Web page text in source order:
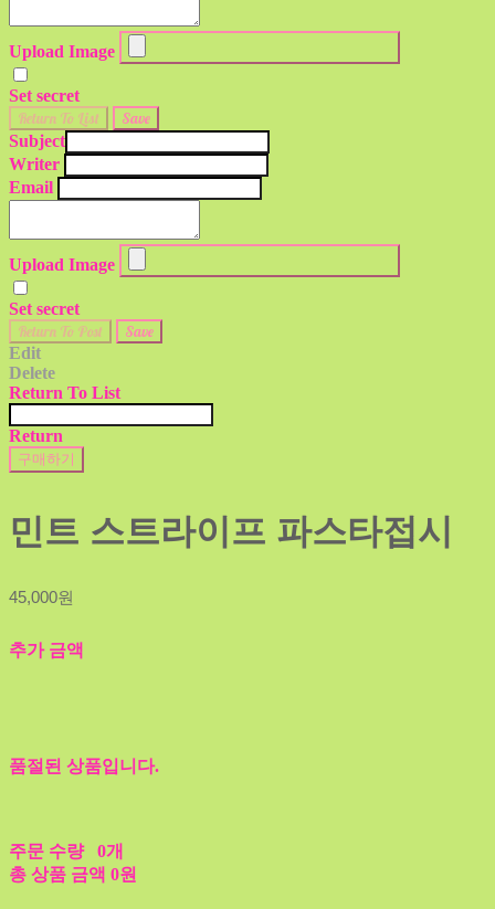
Upload Image
Set secret
Return To List Save
Subject
Writer
Email
Upload Image
Set secret
Return To Post Save
Edit
Delete
Return To List
Return
구매하기
민트 스트라이프 파스타접시
45,000원
추가 금액
품절된 상품입니다.
주문 수량
0개
총 상품 금액 0원